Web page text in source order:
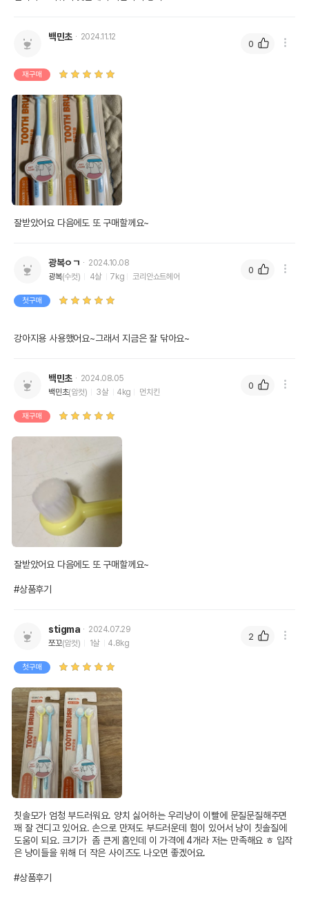
백민초 2024.11.12
재구매
잘받았어요 다음에도 또 구매할께요~
0
광복ㅇㄱ
2024.10.08
광복(수컷) 4살 7kg 코리안쇼트헤어
첫구매
강아지용 사용했어요~그래서 지금은 잘 닦아요~
0
백민초
2024.08.05
백민초(암컷) 3살 4kg 먼치킨
재구매
잘받았어요 다음에도 또 구매할께요~
#상품후기
0
stigma
2024.07.29
쪼꼬(암컷) 1살 4.8kg
첫구매
칫솔모가 엄청 부드러워요. 양치 싫어하는 우리냥이 이빨에 문질문질해주면
꽤 잘 견디고 있어요. 손으로 만져도 부드러운데 힘이 있어서 냥이 칫솔질에
도움이 되요. 크기가  좀 큰게 흠인데 이 가격에 4개라 저는 만족해요 ㅎ 입작
은 냥이들을 위해 더 작은 사이즈도 나오면 좋겠어요.
#상품후기
2